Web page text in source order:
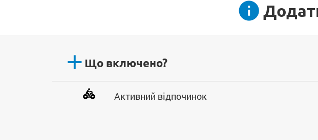
Що включено?
Активний відпочинок